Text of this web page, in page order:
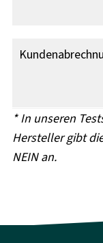
* In unseren
Hersteller gibt
NEIN an.